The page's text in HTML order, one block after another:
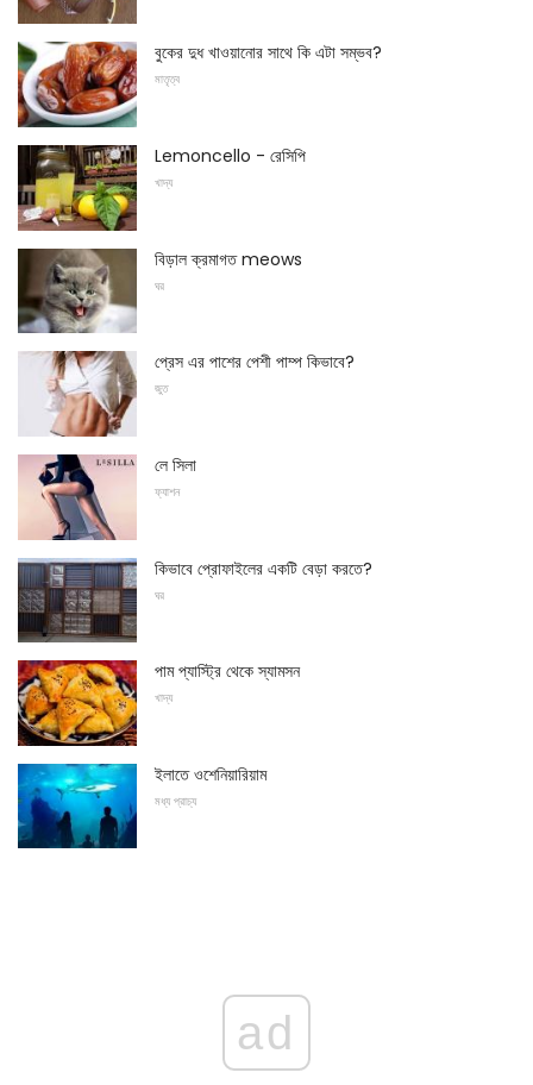
বুকের দুধ খাওয়ানোর সাথে কি এটা সম্ভব?
মাতৃত্ব
Lemoncello - রেসিপি
খাদ্য
বিড়াল ক্রমাগত meows
ঘর
প্রেস এর পাশের পেশী পাম্প কিভাবে?
জুত
লে সিলা
ফ্যাশন
কিভাবে প্রোফাইলের একটি বেড়া করতে?
ঘর
পাম প্যাস্ট্রি থেকে স্যামসন
খাদ্য
ইলাতে ওশেনিয়ারিয়াম
মধ্য প্রাচ্য
ad